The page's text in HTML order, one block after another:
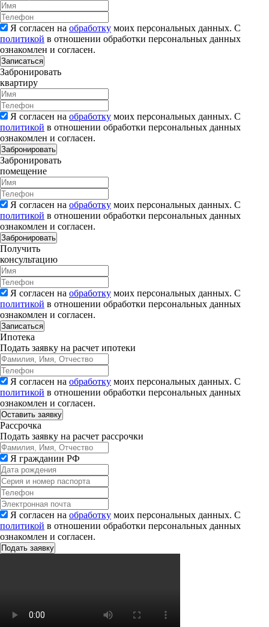
Я согласен на обработку моих персональных данных. С
политикой в отношении обработки персональных данных
ознакомлен и согласен.
Записаться
Забронировать
квартиру
Я согласен на обработку моих персональных данных. С
политикой в отношении обработки персональных данных
ознакомлен и согласен.
Забронировать
Забронировать
помещение
Я согласен на обработку моих персональных данных. С
политикой в отношении обработки персональных данных
ознакомлен и согласен.
Забронировать
Получить
консультацию
Я согласен на обработку моих персональных данных. С
политикой в отношении обработки персональных данных
ознакомлен и согласен.
Записаться
Ипотека
Подать заявку на расчет ипотеки
Я согласен на обработку моих персональных данных. С
политикой в отношении обработки персональных данных
ознакомлен и согласен.
Рассрочка
Подать заявку на расчет рассрочки
Я гражданин РФ
Я согласен на обработку моих персональных данных. С
политикой в отношении обработки персональных данных
ознакомлен и согласен.